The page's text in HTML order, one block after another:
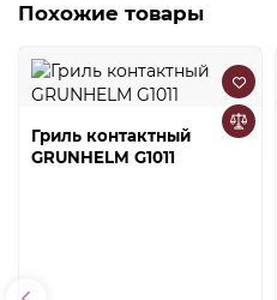
Похожие товары
Гриль контактный
GRUNHELM G1011